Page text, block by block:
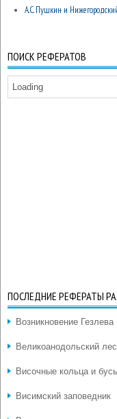
А.С. Пушкин и
ПОИСК РЕФЕРАТОВ
Loading
ПОСЛЕДНИЕ РЕФЕРАТЫ
Возникновение Гезлева
Великоанодольский
Височные кольца и
Висимский заповедник